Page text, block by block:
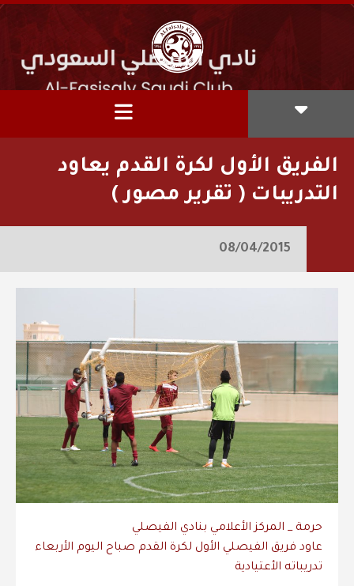
الفريق الأول لكرة القدم يعاود
التدريبات ( تقرير مصور )
08/04/2015
حرمة _ المركز الأعلامي بنادي الفيصلي
‎عاود فريق الفيصلي الأول لكرة القدم صباح اليوم الأربعاء
تدريباته الأعتيادية